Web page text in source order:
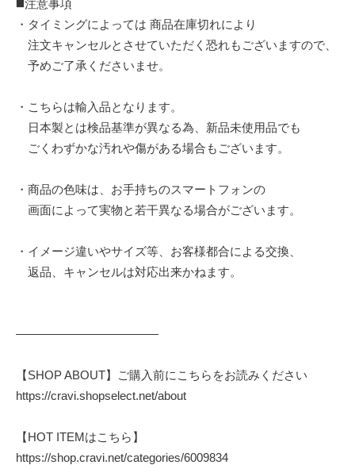
◼️注意事項
・タイミングによっては 商品在庫切れにより
注文キャンセルとさせていただく恐れもございますので、
予めご了承くださいませ。
・こちらは輸入品となります。
日本製とは検品基準が異なる為、新品未使用品でも
ごくわずかな汚れや傷がある場合もございます。
・商品の色味は、お手持ちのスマートフォンの
画面によって実物と若干異なる場合がございます。
・イメージ違いやサイズ等、お客様都合による交換、
返品、キャンセルは対応出来かねます。
————————————
【SHOP ABOUT】ご購入前にこちらをお読みください
https://cravi.shopselect.net/about
【HOT ITEMはこちら】
https://shop.cravi.net/categories/6009834